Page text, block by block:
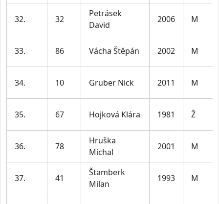
32. 32
Petrásek
David
2006 M
33. 86 Vácha Štěpán 2002 M
34. 10 Gruber Nick 2011 M
35. 67 Hojková Klára 1981 Ž
36. 78
Hruška
Michal
2001 M
37. 41
Štamberk
Milan
1993 M